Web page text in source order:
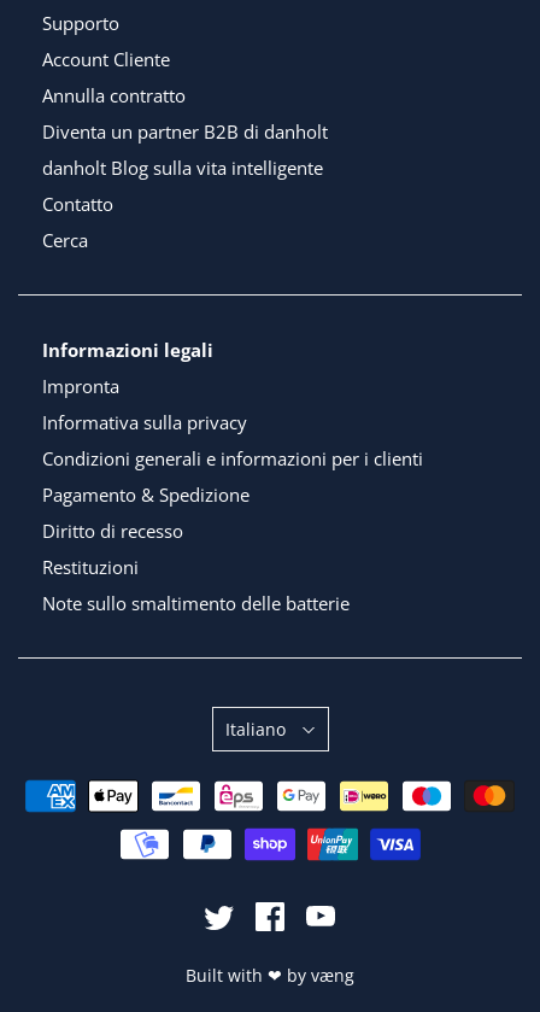
Supporto
Account Cliente
Annulla contratto
Diventa un partner B2B di danholt
danholt Blog sulla vita intelligente
Contatto
Cerca
Informazioni legali
Impronta
Informativa sulla privacy
Condizioni generali e informazioni per i clienti
Pagamento & Spedizione
Diritto di recesso
Restituzioni
Note sullo smaltimento delle batterie
Built with ❤ by væng
Sprache
Italiano